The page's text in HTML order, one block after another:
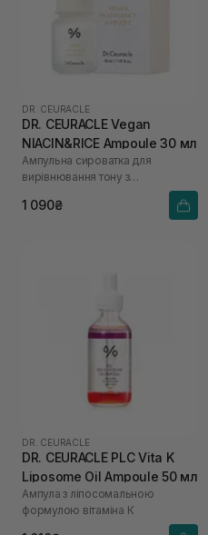
DR. CEURACLE
DR. CEURACLE Vegan
NIACIN&RICE Ampoule 30 мл
Ампульна сироватка для
вирівнювання тону з
ніацинамідом та екстрактом рису
1 090₴
DR. CEURACLE
DR. CEURACLE PLC Vita K
Liposome Oil Ampoule 50 мл
Ампула з ліпосомальною
формулою вітаміна К